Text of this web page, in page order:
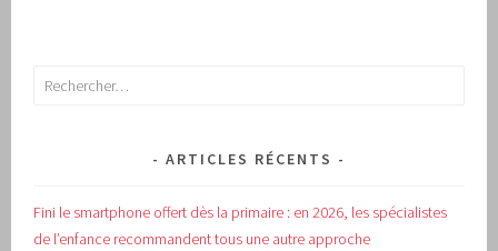
Rechercher :
ARTICLES RÉCENTS
Fini le smartphone offert dès la primaire : en 2026, les spécialistes
de l’enfance recommandent tous une autre approche